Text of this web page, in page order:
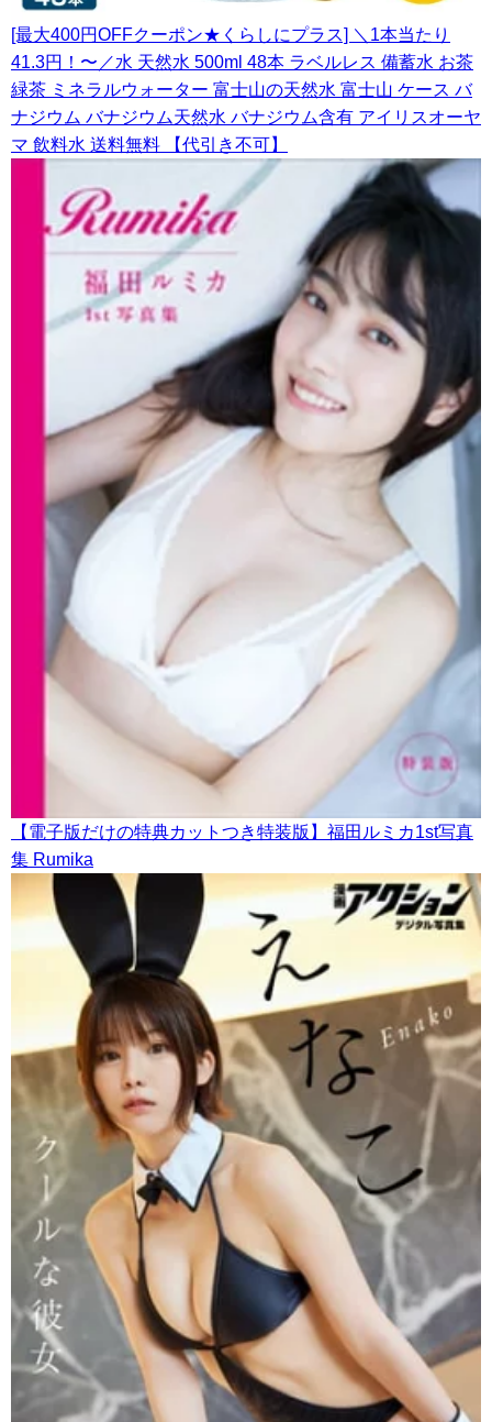
[最大400円OFFクーポン★くらしにプラス] ＼1本当たり
41.3円！〜／水 天然水 500ml 48本 ラベルレス 備蓄水 お茶
緑茶 ミネラルウォーター 富士山の天然水 富士山 ケース バ
ナジウム バナジウム天然水 バナジウム含有 アイリスオーヤ
マ 飲料水 送料無料 【代引き不可】
【電子版だけの特典カットつき特装版】福田ルミカ1st写真
集 Rumika